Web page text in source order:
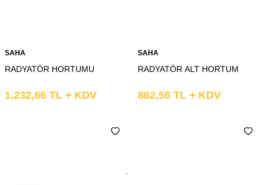
SAHA
RADYATÖR HORTUMU
1.232,66 TL KDV
SAHA
RADYATÖR ALT HORTUM
862,56 TL KDV